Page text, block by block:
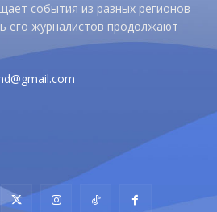
события из разных регионов
его журналистов продолжают